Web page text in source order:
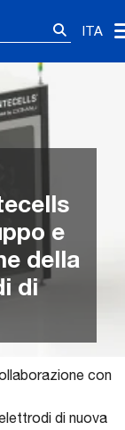
ITA
e
della
di
con
di nuova